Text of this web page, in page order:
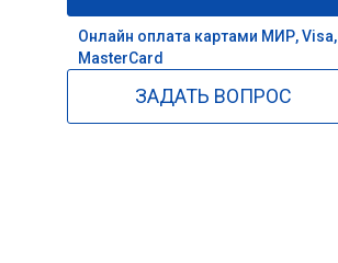
Онлайн оплата картами МИР, Visa,
MasterCard
ЗАДАТЬ ВОПРОС